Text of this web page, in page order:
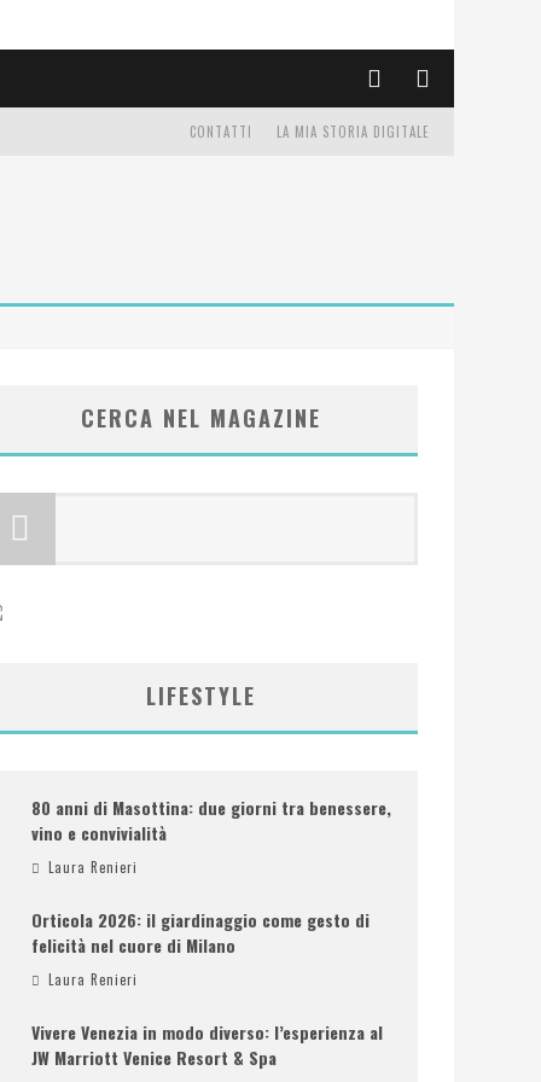
LA MIA STORIA DIGITALE
CONTATTI
CERCA NEL MAGAZINE
LIFESTYLE
80 anni di Masottina: due giorni tra benessere,
vino e convivialità
Laura Renieri
Orticola 2026: il giardinaggio come gesto di
felicità nel cuore di Milano
Laura Renieri
Vivere Venezia in modo diverso: l’esperienza al
JW Marriott Venice Resort & Spa